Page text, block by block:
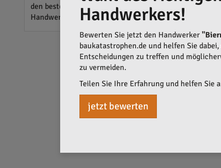
den besten Service für die spezifischen Bedürfnisse
Handwerk bei.
Handwerkers!
Bewerten Sie jetzt den Handwerker
baukatastrophen.de und helfen Sie
Entscheidungen zu treffen und
zu vermeiden.
Teilen Sie Ihre Erfahrung und helfen Sie
jetzt bewerten